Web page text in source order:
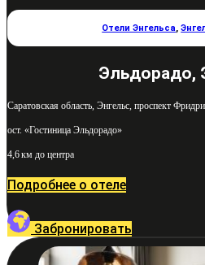
Отели Энгельса,
Эльдорадо,
Саратовская область, Энгельс, проспект
ост. «Гостиница Эльдорадо»
4,6 км до центра
Подробнее о отеле
Забронировать